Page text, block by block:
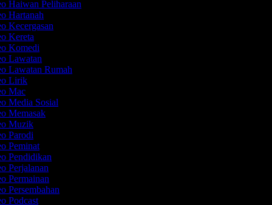
Haiwan Peliharaan
Hartanah
Kecergasan
Kereta
Komedi
Lawatan
Lawatan Rumah
Lirik
Mac
Media Sosial
Memasak
Muzik
Parodi
Peminat
Pendidikan
Perjalanan
Permainan
Persembahan
Podcast